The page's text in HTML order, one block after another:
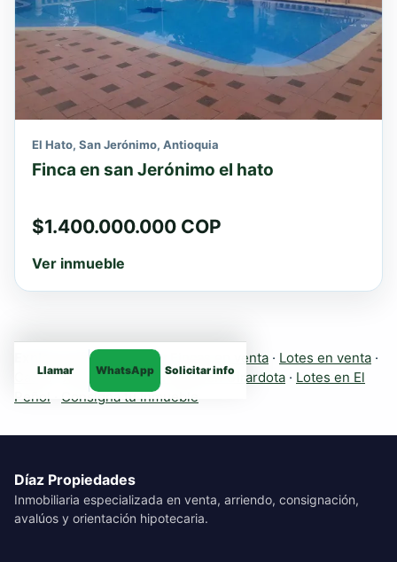
El Hato, San Jerónimo, Antioquia
Finca en san Jerónimo el hato
$1.400.000.000 COP
Ver inmueble
Llamar WhatsApp Solicitar info
Explora más inmuebles: Fincas en venta · Lotes en venta ·
Casas·Apartamentos· Fincas en Girardota · Lotes en El
Peñol
Consigna tu inmueble
Díaz Propiedades
Inmobiliaria especializada en venta, arriendo, consignación,
avalúos y orientación hipotecaria.